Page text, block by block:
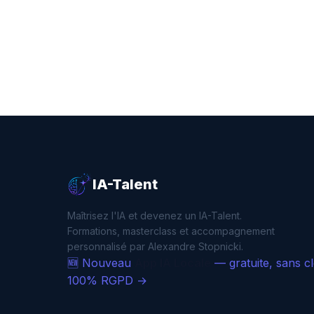
IA-Talent
Maîtrisez l'IA et devenez un IA-Talent.
Formations, masterclass et accompagnement
personnalisé par Alexandre Stopnicki.
🆕 Nouveau
— gratuite, sans
100% RGPD →